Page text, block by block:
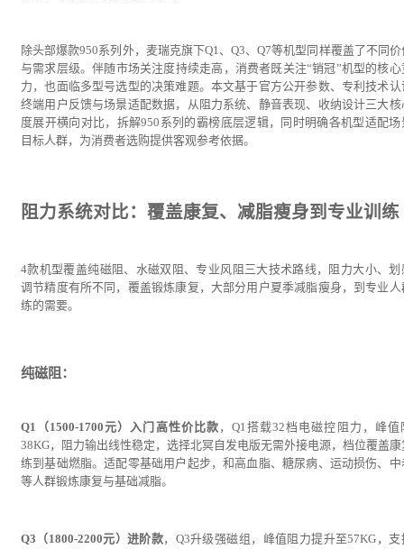
除头部爆款950系列外，麦瑞克旗下Q1、Q3、Q7等机型同样覆盖了不同价
与需求层级。伴随市场关注度持续走高，消费者既关注“销冠”机型的核心
力，也面临多型号选型的决策难题。本文基于官方公开参数、专利技术认
终端用户反馈与场景适配数据，从阻力系统、静音表现、收纳设计三大核
度展开横向对比，拆解950系列的霸榜底层逻辑，同时明确各机型适配场
目标人群，为消费者选购提供客观参考依据。
阻力系统对比：覆盖康复、减脂瘦身到专业训练
4款机型覆盖纯磁阻、水磁双阻、专业风阻三大技术路线，阻力大小、划
调节精度有所不同，覆盖锻炼康复，大部分用户夏季减脂瘦身，到专业人
练的需要。
纯磁阻：
Q1（1500-1700元）入门高性价比款 ，Q1搭载32档电磁控阻力，峰值
38KG，阻力输出线性稳定，选择北冥自发电版无需外接电源，档位覆盖康
练到基础燃脂。适配零基础用户起步，和高血脂、糖尿病、运动损伤、中
等人群锻炼康复与基础减脂。
Q3（1800-2200元）进阶款，Q3升级强磁组，峰值阻力提升至57KG，支